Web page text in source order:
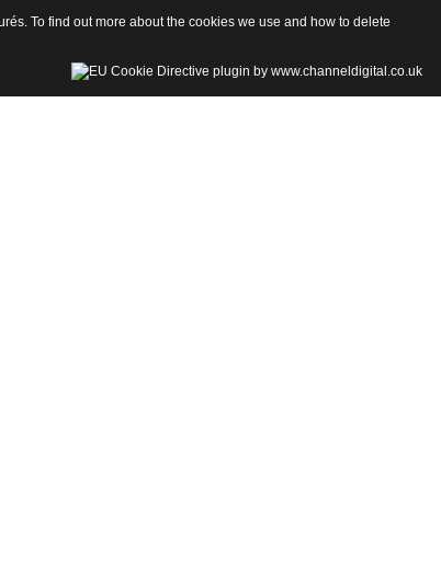
To find out more about the cookies we use and how to delete